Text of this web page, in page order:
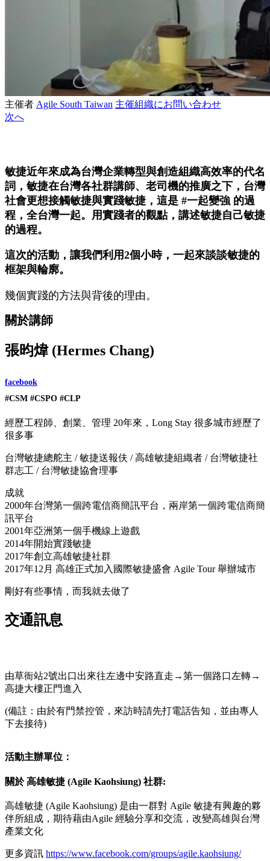
主催者 Agile South Taiwan 主催組織にお問い合わせ
次へ
敏捷近年來成為台灣企業轉型與創造組織高效率的代名
詞，敏捷在台灣各社群講師、老司機的推廣之下，台灣
社會更想接觸敏捷與實踐敏捷，這是 #一起變強 的過
程，全台灣一起。用實踐者的觀點，講述敏捷自己敏捷
的過程。
這次的活動，讓我們利用2個小時，一起來談談敏捷的
框架與輪廓。
幾個實踐的方法與背後的理由。
關於講師
張昀煒 (Hermes Chang)
facebook
#CSM #CSPO #CLP
經歷工程師、創業、管理 20年來，Long Stay 很多城市經歷了
很多事
台灣敏捷總舵主 / 敏捷送報伕 / 高雄敏捷組織者 / 台灣敏捷社
群志工 / 台灣敏捷協會理事
成就
2000年台灣第一個跨電信商簡訊平台，兩岸第一個跨電信商簡
訊平台
2001年亞洲第一個手機線上遊戲
2014年開始實踐敏捷
2017年創立高雄敏捷社群
2017年12月 高雄正式加入國際敏捷盛會 Agile Tour 舉辦城市
剛好有些事情，而我就去做了
交通訊息
由草衙站2號出口出來往左邊中安路直走→第一個路口左轉→
高捷大樓正門進入
(備註：由於有門禁控管，來訪時請先打電話告知，並由專人
下去接待)
活動主辦單位：
關於 高雄敏捷 (Agile Kaohsiung) 社群:
高雄敏捷 (Agile Kaohsiung) 是由一群對 Agile 敏捷有興趣的夥
伴所組成，期待藉由Agile 經驗分享和交流，改變高雄與台灣
產業文化
更多資訊 https://www.facebook.com/groups/agile.kaohsiung/